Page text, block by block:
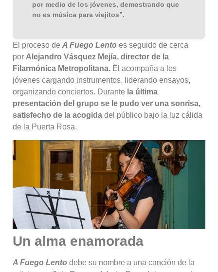
por medio de los jóvenes, demostrando que
no es música para viejitos”.
El proceso de A Fuego Lento es seguido de cerca
por Alejandro Vásquez Mejía, director de la
Filarmónica Metropolitana. Él acompaña a los
jóvenes cargando instrumentos, liderando ensayos,
organizando conciertos. Durante la última
presentación del grupo se le pudo ver una sonrisa,
satisfecho de la acogida del público bajo la luz cálida
de la Puerta Rosa.
Un alma enamorada
A Fuego Lento debe su nombre a una canción de la